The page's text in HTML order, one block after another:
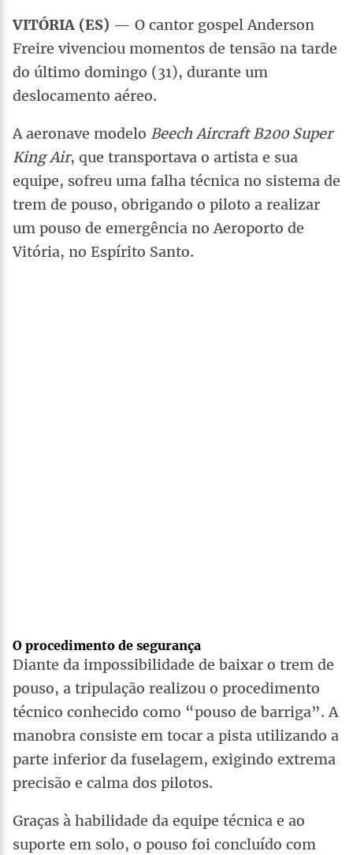
VITÓRIA (ES) — O cantor gospel Anderson
Freire vivenciou momentos de tensão na tarde
do último domingo (31), durante um
deslocamento aéreo.
A aeronave modelo Beech Aircraft B200 Super
King Air, que transportava o artista e sua
equipe, sofreu uma falha técnica no sistema de
trem de pouso, obrigando o piloto a realizar
um pouso de emergência no Aeroporto de
Vitória, no Espírito Santo.
O procedimento de segurança
Diante da impossibilidade de baixar o trem de
pouso, a tripulação realizou o procedimento
técnico conhecido como “pouso de barriga”. A
manobra consiste em tocar a pista utilizando a
parte inferior da fuselagem, exigindo extrema
precisão e calma dos pilotos.
Graças à habilidade da equipe técnica e ao
suporte em solo, o pouso foi concluído com